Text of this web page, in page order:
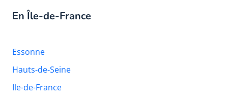
En Île-de-France
Essonne
Hauts-de-Seine
Ile-de-France